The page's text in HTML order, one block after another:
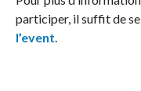
participer, il suffit de
l’event.